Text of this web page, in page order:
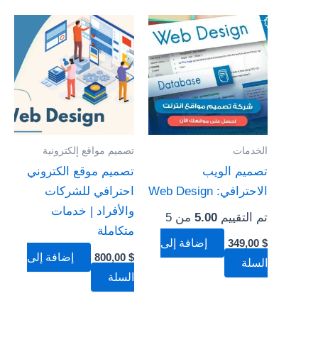
الخدمات
تصميم الويب
الاحترافي: Web Design
تم التقييم 5.00 من 5
349,00 $
إضافة إلى
السلة
تصميم مواقع إلكترونية
تصميم موقع الكتروني
احترافي للشركات
والأفراد | خدمات
متكاملة
800,00 $
إضافة إلى
السلة